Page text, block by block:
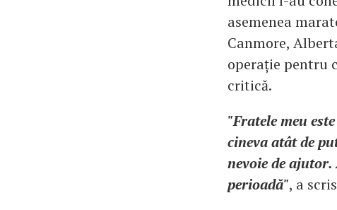
asemenea
Canmore,
operație pentru
critică.
"Fratele meu
cineva atât de
nevoie de
perioadă", a